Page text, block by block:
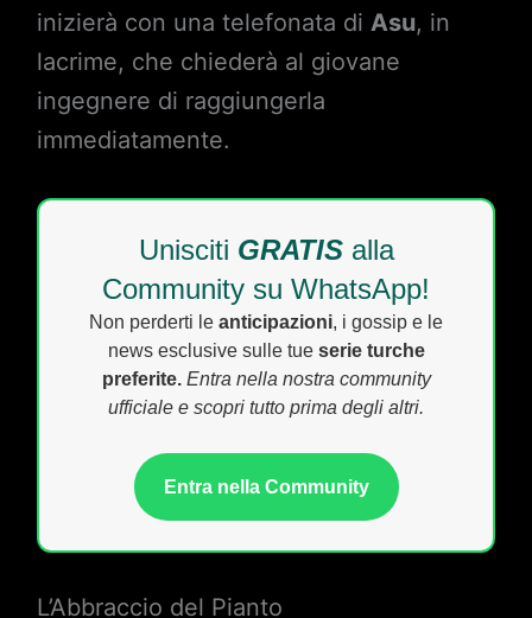
inizierà con una telefonata di Asu, in
lacrime, che chiederà al giovane
ingegnere di raggiungerla
immediatamente.
Unisciti GRATISalla
Community su WhatsApp!
Non perderti le anticipazioni, i gossip e le
news esclusive sulle tue serie turche
preferite. Entra nella nostra community
ufficiale e scopri tutto prima degli altri.
Entra nella Community
L’Abbraccio del Pianto